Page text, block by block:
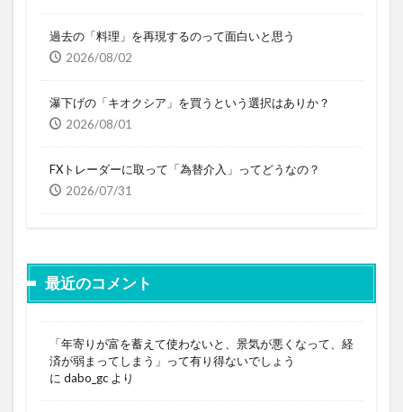
過去の「料理」を再現するのって面白いと思う
2026/08/02
瀑下げの「キオクシア」を買うという選択はありか？
2026/08/01
FXトレーダーに取って「為替介入」ってどうなの？
2026/07/31
最近のコメント
「年寄りが富を蓄えて使わないと、景気が悪くなって、経
済が弱まってしまう」って有り得ないでしょう
に dabo_gc より